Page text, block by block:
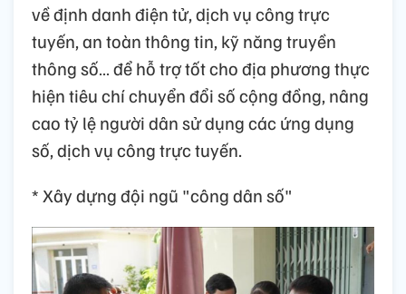
về định danh điện tử, dịch vụ công trực
tuyến, an toàn thông tin, kỹ năng truyền
thông số… để hỗ trợ tốt cho địa phương thực
hiện tiêu chí chuyển đổi số cộng đồng, nâng
cao tỷ lệ người dân sử dụng các ứng dụng
số, dịch vụ công trực tuyến.
* Xây dựng đội ngũ "công dân số"